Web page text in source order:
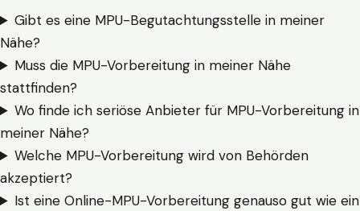
Gibt es eine MPU-Begutachtungsstelle in meiner
Nähe?
Muss die MPU-Vorbereitung in meiner Nähe
stattfinden?
Wo finde ich seriöse Anbieter für MPU-Vorbereitung in
meiner Nähe?
Welche MPU-Vorbereitung wird von Behörden
akzeptiert?
Ist eine Online-MPU-Vorbereitung genauso gut wie ein